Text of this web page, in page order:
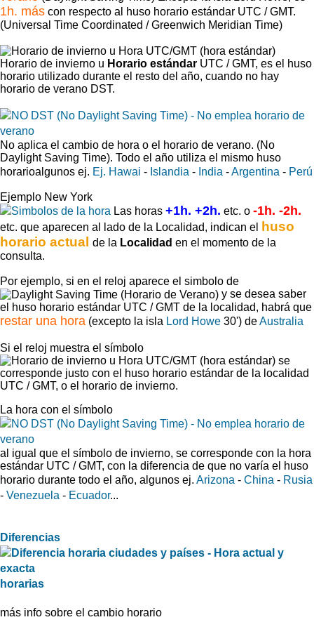
1h. más con respecto al huso horario estándar UTC / GMT.
(Universal Time Coordinated / Greenwich Meridian Time)
Horario de invierno u Horario estándar UTC / GMT, es el huso
horario utilizado durante el resto del año, cuando no hay
horario de verano DST.
No aplica el cambio de hora o el horario de verano. (No
Daylight Saving Time). Todo el año utiliza el mismo huso
horarioalgunos ej. Ej. Hawai - Islandia - India -Argentina - Perú
Ejemplo New York
Las horas +1h. +2h. etc. o -1h. -2h.
etc. que aparecen al lado de la Localidad, indican el huso
horario actual de la Localidad en el momento de la
consulta.
Por ejemplo, si en el reloj aparece el simbolo de
y se desea saber
el huso horario estándar UTC / GMT de la localidad, habrá que
restar una hora (excepto la isla Lord Howe 30') deAustralia
Si el reloj muestra el símbolo
se
corresponde justo con el huso horario estándar de la localidad
UTC / GMT, o el horario de invierno.
La hora con el símbolo
al igual que el símbolo de invierno, se corresponde con la hora
estándar UTC / GMT, con la diferencia de que no varía el huso
horario durante todo el año, algunos ej. Arizona - China - Rusia
- Venezuela - Ecuador...
Diferencias
horarias
más info sobre el cambio horario